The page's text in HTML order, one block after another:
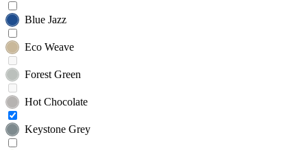
Blue Jazz
Eco Weave
Forest Green
Hot Chocolate
Keystone Grey